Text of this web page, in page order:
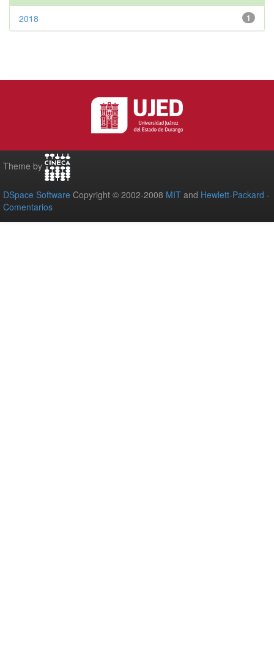
1
2018
Theme by
DSpace Software Copyright © 2002-2008 MIT and Hewlett-Packard -
Comentarios